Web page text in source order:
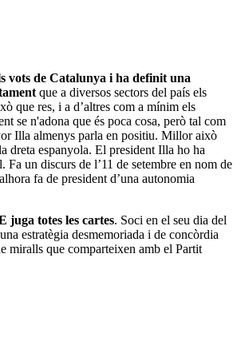
vots de Catalunya i ha definit una
que a diversos sectors del país els
que res, i a d’altres com a mínim els
se n'adona que és poca cosa, però tal com
Illa almenys parla en positiu. Millor això
dreta espanyola. El president Illa ho ha
Fa un discurs de l’11 de setembre en nom de
fa de president d’una autonomia
juga totes les cartes. Soci en el seu dia del
estratègia desmemoriada i de concòrdia
miralls que comparteixen amb el Partit